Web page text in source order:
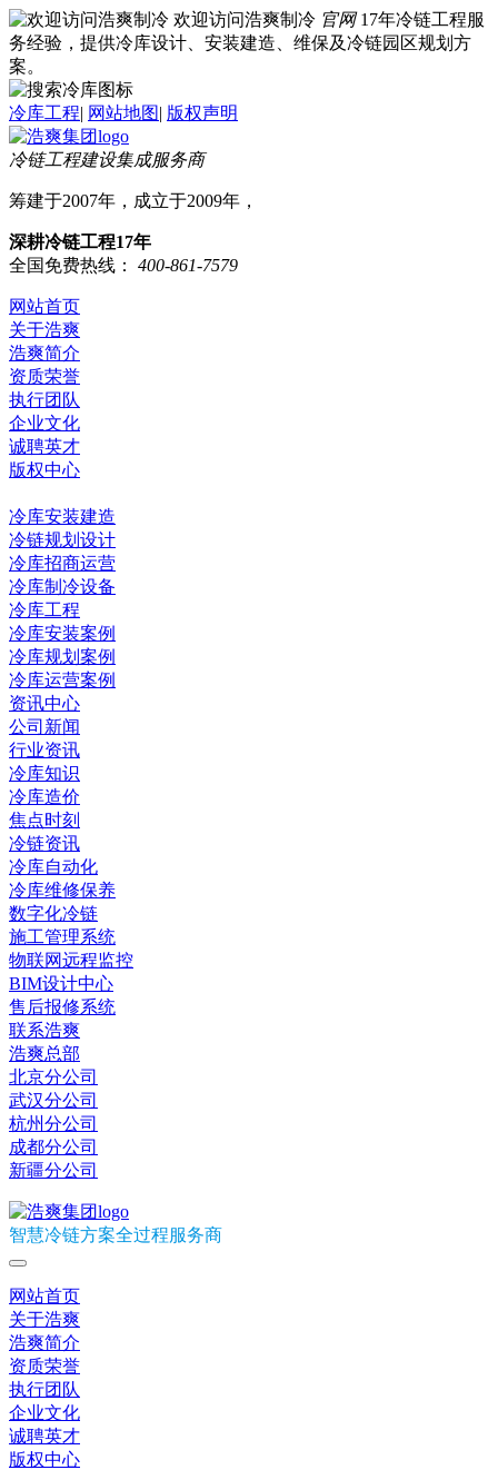
欢迎访问浩爽制冷 官网 17年冷链工程服
务经验，提供冷库设计、安装建造、维保及冷链园区规划方
案。
冷库工程| 网站地图| 版权声明
冷链工程建设集成服务商
筹建于2007年，成立于2009年，
深耕冷链工程17年
全国免费热线：
400-861-7579
网站首页
关于浩爽
浩爽简介
资质荣誉
执行团队
企业文化
诚聘英才
版权中心
冷库安装建造
冷链规划设计
冷库招商运营
冷库制冷设备
冷库工程
冷库安装案例
冷库规划案例
冷库运营案例
资讯中心
公司新闻
行业资讯
冷库知识
冷库造价
焦点时刻
冷链资讯
冷库自动化
冷库维修保养
数字化冷链
施工管理系统
物联网远程监控
BIM设计中心
售后报修系统
联系浩爽
浩爽总部
北京分公司
武汉分公司
杭州分公司
成都分公司
新疆分公司
智慧冷链方案全过程服务商
网站首页
关于浩爽
浩爽简介
资质荣誉
执行团队
企业文化
诚聘英才
版权中心